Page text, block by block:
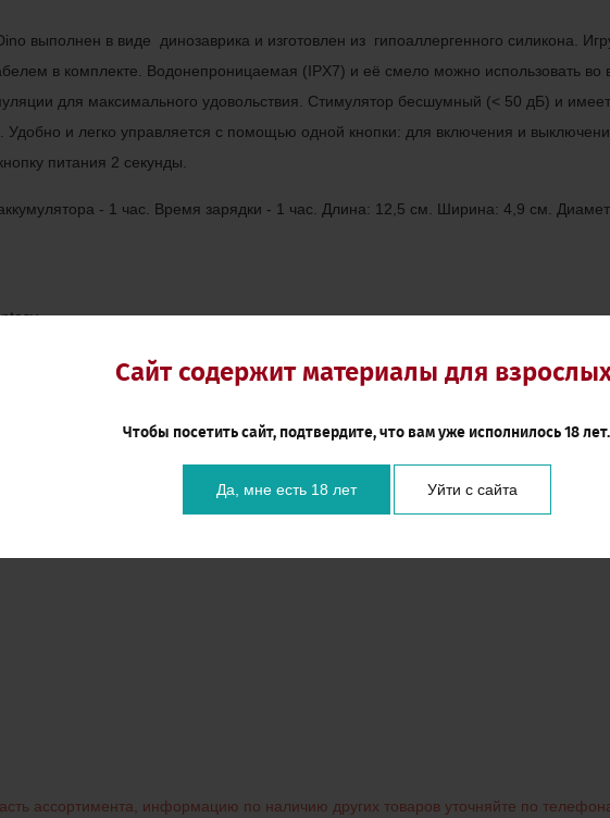
Сайт содержит материалы для
Чтобы посетить сайт, подтвердите, что вам уже исполнилось 18 лет.
Да, мне есть 18 лет Уйти с сайта
выполнен в виде динозаврика и изготовлен из гипоаллергенного силикона.
в комплекте. Водонепроницаемая (IPX7) и её смело можно использовать во
для максимального удовольствия. Стимулятор бесшумный (< 50 дБ) и имеет
и легко управляется с помощью одной кнопки: для включения и
питания 2 секунды.
- 1 час. Время зарядки - 1 час. Длина: 12,5 см. Ширина: 4,9 см.
ассортимента, информацию по наличию других товаров уточняйте по